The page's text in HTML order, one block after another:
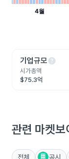
기업규모help
시가총액
$75.3억
관련 마켓보
전체 공시